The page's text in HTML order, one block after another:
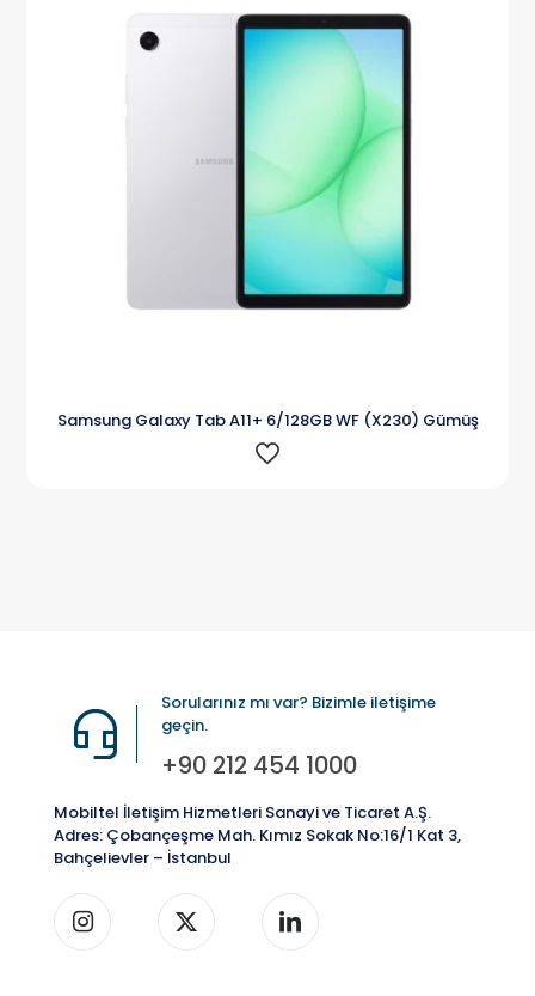
Samsung Galaxy Tab A11+ 6/128GB WF (X230) Gümüş
Sorularınız mı var? Bizimle iletişime
geçin.
+90 212 454 1000
Mobiltel İletişim Hizmetleri Sanayi ve Ticaret A.Ş.
Adres: Çobançeşme Mah. Kımız Sokak No:16/1 Kat 3,
Bahçelievler – İstanbul